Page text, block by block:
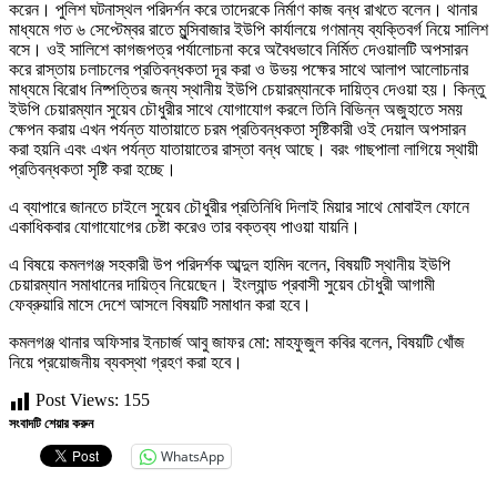
করেন। পুলিশ ঘটনাস্থল পরিদর্শন করে তাদেরকে নির্মাণ কাজ বন্ধ রাখতে বলেন। থানার
মাধ্যমে গত ৬ সেপ্টেম্বর রাতে মুন্সিবাজার ইউপি কার্যালয়ে গণমান্য ব্যক্তিবর্গ নিয়ে সালিশ
বসে। ওই সালিশে কাগজপত্র পর্যালোচনা করে অবৈধভাবে নির্মিত দেওয়ালটি অপসারন
করে রাস্তায় চলাচলের প্রতিবন্ধকতা দূর করা ও উভয় পক্ষের সাথে আলাপ আলোচনার
মাধ্যমে বিরোধ নিষ্পত্তির জন্য স্থানীয় ইউপি চেয়ারম্যানকে দায়িত্ব দেওয়া হয়। কিন্তু
ইউপি চেয়ারম্যান সুয়েব চৌধুরীর সাথে যোগাযোগ করলে তিনি বিভিন্ন অজুহাতে সময়
ক্ষেপন করায় এখন পর্যন্ত যাতায়াতে চরম প্রতিবন্ধকতা সৃষ্টিকারী ওই দেয়াল অপসারন
করা হয়নি এবং এখন পর্যন্ত যাতায়াতের রাস্তা বন্ধ আছে। বরং গাছপালা লাগিয়ে স্থায়ী
প্রতিবন্ধকতা সৃষ্টি করা হচ্ছে।
এ ব্যাপারে জানতে চাইলে সুয়েব চৌধুরীর প্রতিনিধি দিলাই মিয়ার সাথে মোবাইল ফোনে
একাধিকবার যোগাযোগের চেষ্টা করেও তার বক্তব্য পাওয়া যায়নি।
এ বিষয়ে কমলগঞ্জ সহকারী উপ পরিদর্শক আব্দুল হামিদ বলেন, বিষয়টি স্থানীয় ইউপি
চেয়ারম্যান সমাধানের দায়িত্ব নিয়েছেন। ইংল্যান্ড প্রবাসী সুয়েব চৌধুরী আগামী
ফেব্রুয়ারি মাসে দেশে আসলে বিষয়টি সমাধান করা হবে।
কমলগঞ্জ থানার অফিসার ইনচার্জ আবু জাফর মো: মাহফুজুল কবির বলেন, বিষয়টি খোঁজ
নিয়ে প্রয়োজনীয় ব্যবস্থা গ্রহণ করা হবে।
Post Views: 155
সংবাদটি শেয়ার করুন
WhatsApp